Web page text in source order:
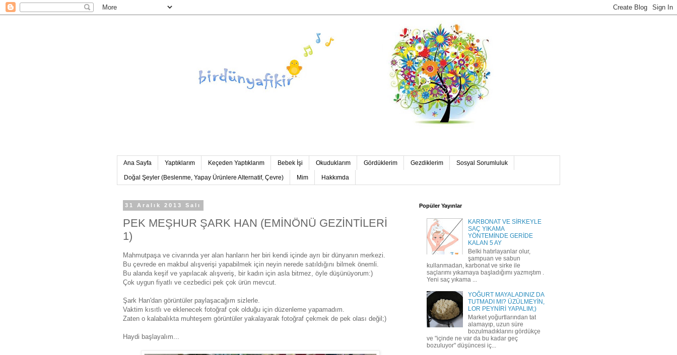
Ana Sayfa Yaptıklarım Keçeden Yaptıklarım Bebek İşi Okuduklarım Gördüklerim Gezdiklerim Sosyal Sorumluluk
Doğal Şeyler (Beslenme, Yapay Ürünlere Alternatif, Çevre) Mim Hakkımda
31 Aralık 2013 Salı
PEK MEŞHUR ŞARK HAN (EMİNÖNÜ GEZİNTİLERİ
1)
Mahmutpaşa ve civarında yer alan hanların her biri kendi içinde ayrı bir dünyanın merkezi.
Bu çevrede en makbul alışverişi yapabilmek için neyin nerede satıldığını bilmek önemli.
Bu alanda keşif ve yapılacak alışveriş, bir kadın için asla bitmez, öyle düşünüyorum:)
Çok uygun fiyatlı ve cezbedici pek çok ürün mevcut.
Şark Han'dan görüntüler paylaşacağım sizlerle.
Vaktim kısıtlı ve eklenecek fotoğraf çok olduğu için düzenleme yapamadım.
Zaten o kalabalıkta muhteşem görüntüler yakalayarak fotoğraf çekmek de pek olası değil;)
Haydi başlayalım...
Popüler Yayınlar
KARBONAT VE SİRKEYLE
SAÇ YIKAMA
YÖNTEMİNDE GERİDE
KALAN 5 AY
Belki hatırlayanlar olur,
şampuan ve sabun
kullanmadan, karbonat ve sirke ile
saçlarımı yıkamaya başladığımı yazmıştım .
Yeni saç yıkama ...
YOĞURT MAYALADINIZ DA
TUTMADI MI? ÜZÜLMEYİN,
LOR PEYNİRİ YAPALIM;)
Market yoğurtlarından tat
alamayıp, uzun süre
bozulmadıklarını gördükçe
ve "içinde ne var da bu kadar geç
bozuluyor" düşüncesi iç...